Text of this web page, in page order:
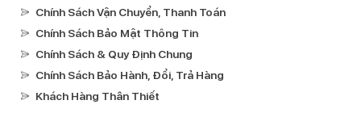
Chính Sách Vận Chuyển, Thanh Toán
Chính Sách Bảo Mật Thông Tin
Chính Sách & Quy Định Chung
Chính Sách Bảo Hành, Đổi, Trả Hàng
Khách Hàng Thân Thiết